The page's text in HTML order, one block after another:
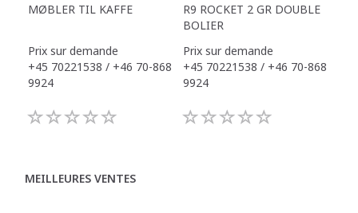
MØBLER TIL KAFFE
Prix sur demande
+45 70221538 / +46 70-868
9924
R9 ROCKET 2 GR DOUBLE
BOLIER
Prix sur demande
+45 70221538 / +46 70-868
9924
MEILLEURES VENTES